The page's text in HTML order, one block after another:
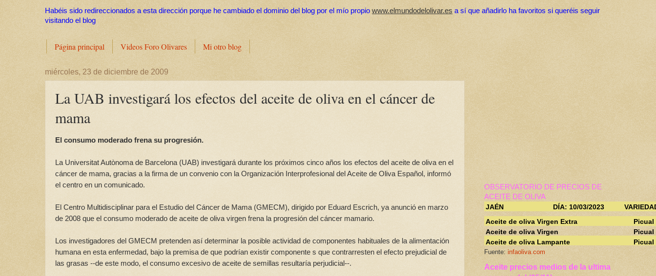
Habéis sido redireccionados a esta dirección porque he cambiado el dominio del blog por el mío propio www.elmundodelolivar.es a sí que añadirlo ha favoritos si queréis seguir
visitando el blog
Página principal Videos Foro Olivares Mi otro blog
miércoles, 23 de diciembre de 2009
La UAB investigará los efectos del aceite de oliva en el cáncer de
mama
El consumo moderado frena su progresión.
La Universitat Autònoma de Barcelona (UAB) investigará durante los próximos cinco años los efectos del aceite de oliva en el
cáncer de mama, gracias a la firma de un convenio con la Organización Interprofesional del Aceite de Oliva Español, informó
el centro en un comunicado.
El Centro Multidisciplinar para el Estudio del Cáncer de Mama (GMECM), dirigido por Eduard Escrich, ya anunció en marzo
de 2008 que el consumo moderado de aceite de oliva virgen frena la progresión del cáncer mamario.
Los investigadores del GMECM pretenden así determinar la posible actividad de componentes habituales de la alimentación
humana en esta enfermedad, bajo la premisa de que podrían existir componente s que contrarresten el efecto prejudicial de
las grasas --de este modo, el consumo excesivo de aceite de semillas resultaría perjudicial--.
OBSERVATORIO DE PRECIOS DE
ACEITE DE OLIVA
JAÉN
DÍA: 10/03/2023
Aceite de oliva Virgen Extra
Picual
Aceite de oliva Virgen
Picual
Aceite de oliva Lampante
Picual
Fuente: infaoliva.com
Aceite precios medios de la ultima